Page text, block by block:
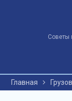
Советы
Главная